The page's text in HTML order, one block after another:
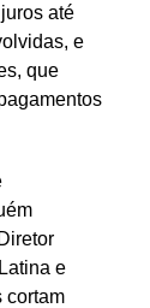
até
e
que
e
cortam